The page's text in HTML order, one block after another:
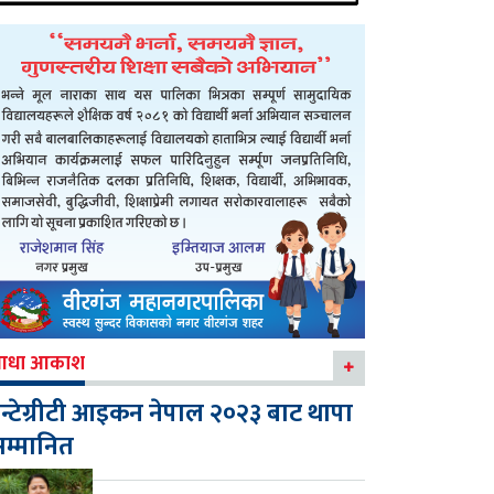
आकाश
आइकन नेपाल २०२३ बाट थापा